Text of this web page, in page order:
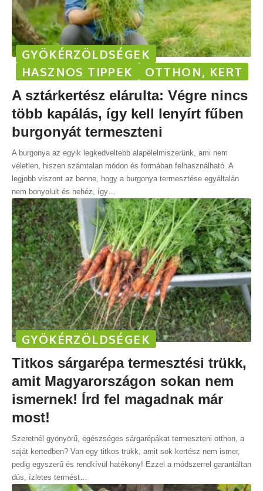
GYÖKÉRZÖLDSÉGEK
HASZNOS TIPPEK
OTTHON, KERT
A sztárkertész elárulta: Végre nincs
több kapálás, így kell lenyírt fűben
burgonyát termeszteni
A burgonya az egyik legkedveltebb alapélelmiszerünk, ami nem
véletlen, hiszen számtalan módon és formában felhasználható. A
legjobb viszont az benne, hogy a burgonya termesztése egyáltalán
nem bonyolult és nehéz, így
GYÖKÉRZÖLDSÉGEK
Titkos sárgarépa termesztési trükk,
amit Magyarországon sokan nem
ismernek! Írd fel magadnak már
most!
Szeretnél gyönyörű, egészséges sárgarépákat termeszteni otthon, a
saját kertedben? Van egy titkos trükk, amit sok kertész nem ismer,
pedig egyszerű és rendkívül hatékony! Ezzel a módszerrel garantáltan
dús, ízletes termést